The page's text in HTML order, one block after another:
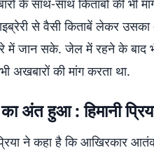
के साथ-साथ किताबों की
से वैसी किताबें लेकर
में जान सके. जेल में रहने के बाद
अखबारों की मांग करता था.
अंत हुआ : हिमानी
ने कहा है कि आखिरकार